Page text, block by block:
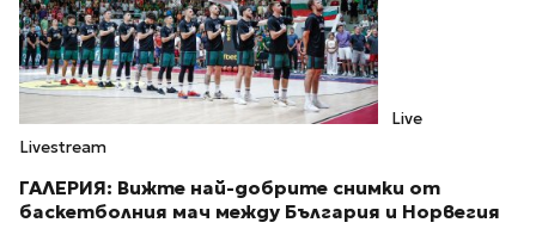
Live
Livestream
ГАЛЕРИЯ: Вижте най-добрите снимки от
баскетболния мач между България и Норвегия